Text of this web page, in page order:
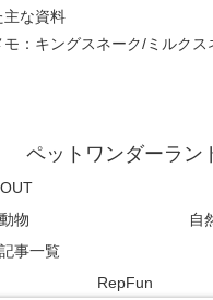
主な資料
モ：キングスネーク/ミルク
ペットワンダーラン
物
自
事一覧
RepFun